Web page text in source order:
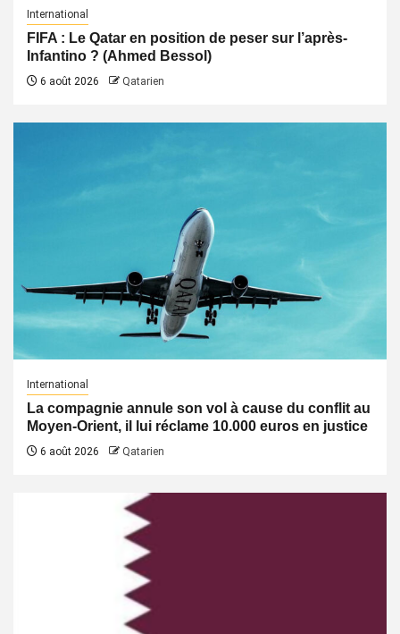
International
FIFA : Le Qatar en position de peser sur l’après-
Infantino ? (Ahmed Bessol)
6 août 2026 Qatarien
International
La compagnie annule son vol à cause du conflit au
Moyen-Orient, il lui réclame 10.000 euros en justice
6 août 2026 Qatarien